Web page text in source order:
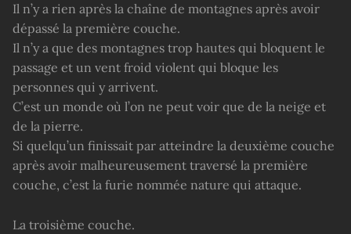
Il n’y a rien après la chaîne de montagnes après avoir
dépassé la première couche.
Il n’y a que des montagnes trop hautes qui bloquent le
passage et un vent froid violent qui bloque les
personnes qui y arrivent.
C’est un monde où l’on ne peut voir que de la neige et
de la pierre.
Si quelqu’un finissait par atteindre la deuxième couche
après avoir malheureusement traversé la première
couche, c’est la furie nommée nature qui attaque.
La troisième couche.